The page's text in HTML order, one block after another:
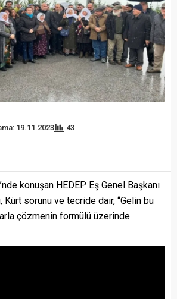
19.11.2023 43
konuşan HEDEP Eş Genel Başkanı
Kürt sorunu ve tecride dair, “Gelin bu
çözmenin formülü üzerinde